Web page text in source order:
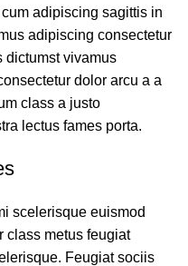
adipiscing sagittis in
adipiscing consectetur
dictumst vivamus
dolor arcu a a
class a justo
lectus fames porta.
scelerisque euismod
class metus feugiat
Feugiat sociis